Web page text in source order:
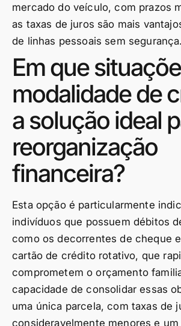
mercado do veículo, com prazos
as taxas de juros são mais
de linhas pessoais sem segurança.
Em que
modalidade de
a solução ideal
reorganização
financeira?
Esta opção é particularmente
indivíduos que possuem débitos
como os decorrentes de cheque
cartão de crédito rotativo, que
comprometem o orçamento
capacidade de consolidar essas
uma única parcela, com taxas de
consideravelmente menores e